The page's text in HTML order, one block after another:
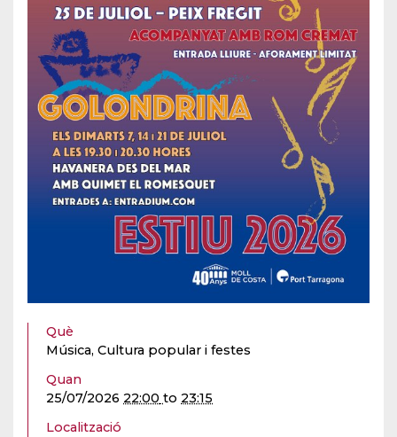
Què
Música, Cultura popular i festes
Quan
25/07/2026 22:00 to 23:15
Localització